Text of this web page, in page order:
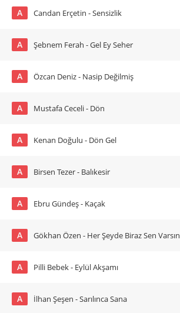
A Candan Erçetin - Sensizlik
A Şebnem Ferah - Gel Ey Seher
A Özcan Deniz - Nasip Değilmiş
A Mustafa Ceceli - Dön
A Kenan Doğulu - Dön Gel
A Birsen Tezer - Balıkesir
A Ebru Gündeş - Kaçak
A Gökhan Özen - Her Şeyde Biraz Sen Varsın
A Pilli Bebek - Eylül Akşamı
A İlhan Şeşen - Sarılınca Sana